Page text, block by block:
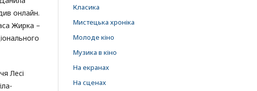
онлайн.
Жирка –
Лесі
Класика
Мистецька хроніка
Молоде кіно
Музика в кіно
На екранах
На сценах